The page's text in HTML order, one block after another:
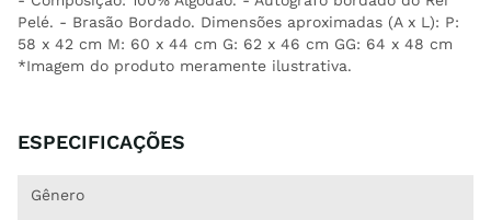
Pelé. - Brasão Bordado. Dimensões aproximadas (A x L): P:
58 x 42 cm M: 60 x 44 cm G: 62 x 46 cm GG: 64 x 48 cm
*Imagem do produto meramente ilustrativa.
ESPECIFICAÇÕES
Gênero